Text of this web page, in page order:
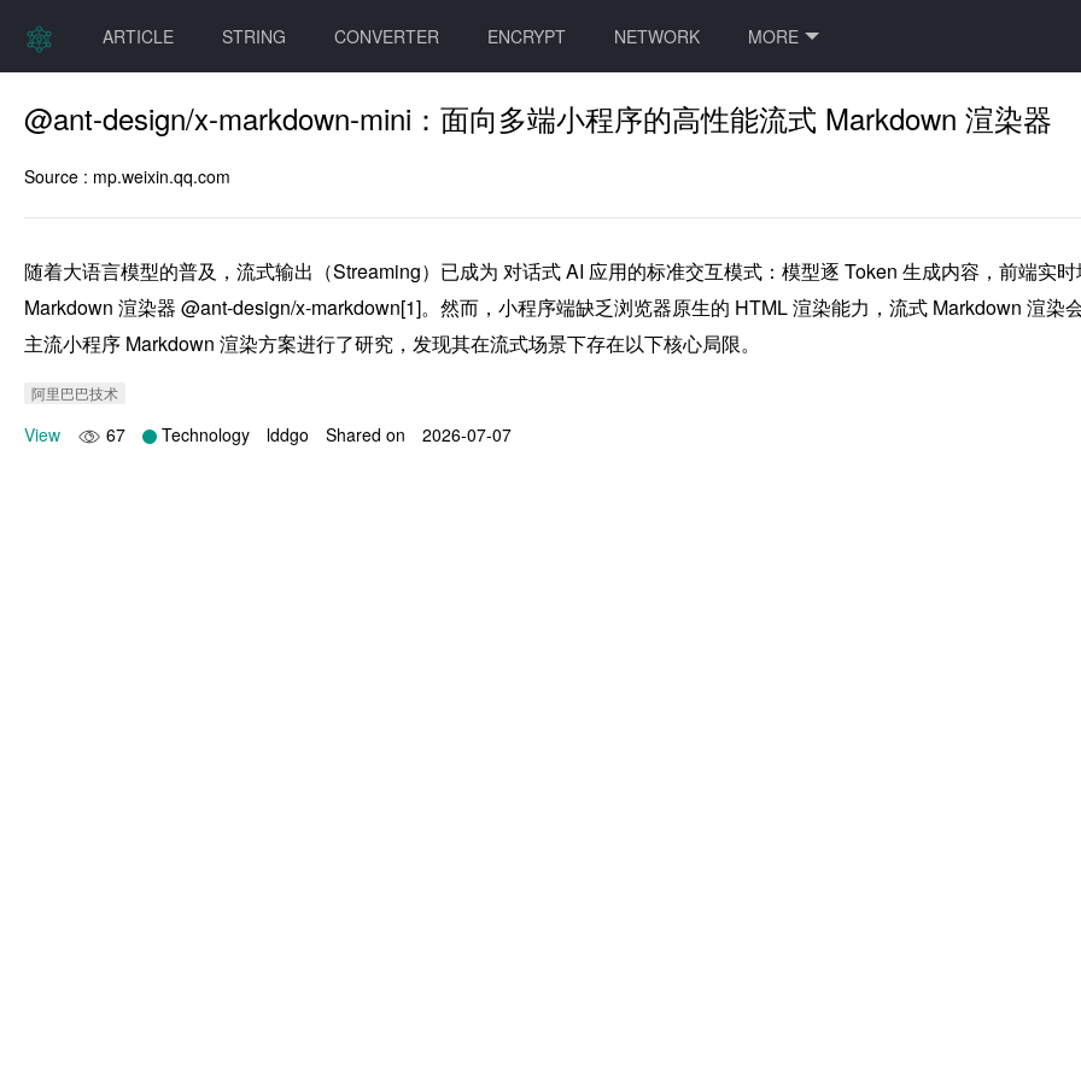
ARTICLE STRING CONVERTER ENCRYPT NETWORK MORE
@ant-design/x-markdown-mini：面向多端小程序的高性能流式 Markdown 渲染器
Source : mp.weixin.qq.com
随着大语言模型的普及，流式输出（Streaming）已成为 对话式 AI 应用的标准交互模式：模型逐 Token 生成内容，前端实
Markdown 渲染器 @ant-design/x-markdown[1]。然而，小程序端缺乏浏览器原生的 HTML 渲染能力，流式 Markdown 渲
主流小程序 Markdown 渲染方案进行了研究，发现其在流式场景下存在以下核心局限。
阿里巴巴技术
View 67 Technology lddgo Shared on 2026-07-07